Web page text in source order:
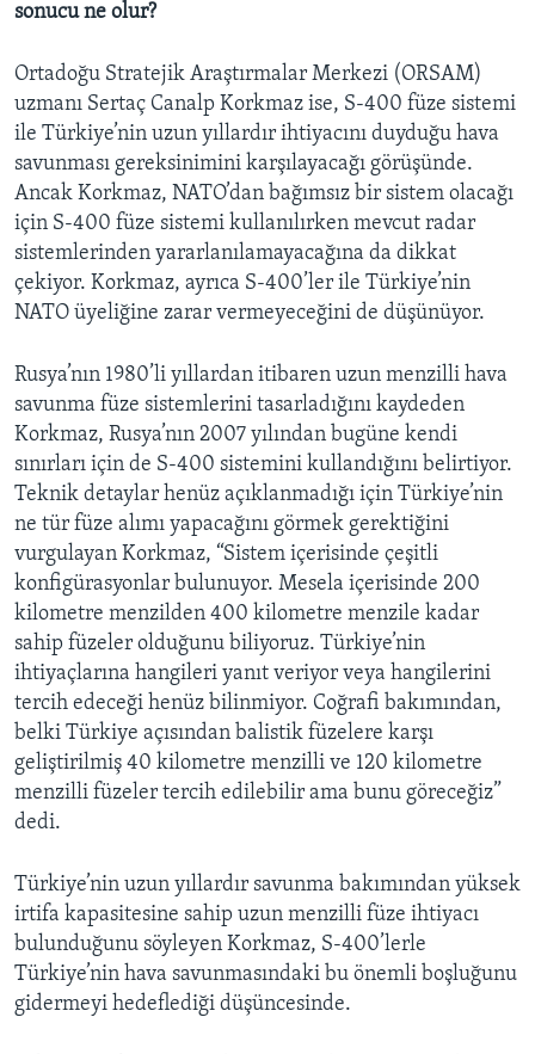
sonucu ne olur?
Ortadoğu Stratejik Araştırmalar Merkezi (ORSAM)
uzmanı Sertaç Canalp Korkmaz ise, S-400 füze sistemi
ile Türkiye’nin uzun yıllardır ihtiyacını duyduğu hava
savunması gereksinimini karşılayacağı görüşünde.
Ancak Korkmaz, NATO’dan bağımsız bir sistem olacağı
için S-400 füze sistemi kullanılırken mevcut radar
sistemlerinden yararlanılamayacağına da dikkat
çekiyor. Korkmaz, ayrıca S-400’ler ile Türkiye’nin
NATO üyeliğine zarar vermeyeceğini de düşünüyor.
Rusya’nın 1980’li yıllardan itibaren uzun menzilli hava
savunma füze sistemlerini tasarladığını kaydeden
Korkmaz, Rusya’nın 2007 yılından bugüne kendi
sınırları için de S-400 sistemini kullandığını belirtiyor.
Teknik detaylar henüz açıklanmadığı için Türkiye’nin
ne tür füze alımı yapacağını görmek gerektiğini
vurgulayan Korkmaz, “Sistem içerisinde çeşitli
konfigürasyonlar bulunuyor. Mesela içerisinde 200
kilometre menzilden 400 kilometre menzile kadar
sahip füzeler olduğunu biliyoruz. Türkiye’nin
ihtiyaçlarına hangileri yanıt veriyor veya hangilerini
tercih edeceği henüz bilinmiyor. Coğrafi bakımından,
belki Türkiye açısından balistik füzelere karşı
geliştirilmiş 40 kilometre menzilli ve 120 kilometre
menzilli füzeler tercih edilebilir ama bunu göreceğiz”
dedi.
Türkiye’nin uzun yıllardır savunma bakımından yüksek
irtifa kapasitesine sahip uzun menzilli füze ihtiyacı
bulunduğunu söyleyen Korkmaz, S-400’lerle
Türkiye’nin hava savunmasındaki bu önemli boşluğunu
gidermeyi hedeflediği düşüncesinde.